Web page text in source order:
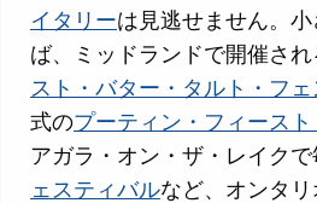
イタリーは見逃せません。
ば、ミッドランドで開催され
スト・バター・タルト・フ
式のプーティン・フィース
アガラ・オン・ザ・レイク
ェスティバルなど、オンタ